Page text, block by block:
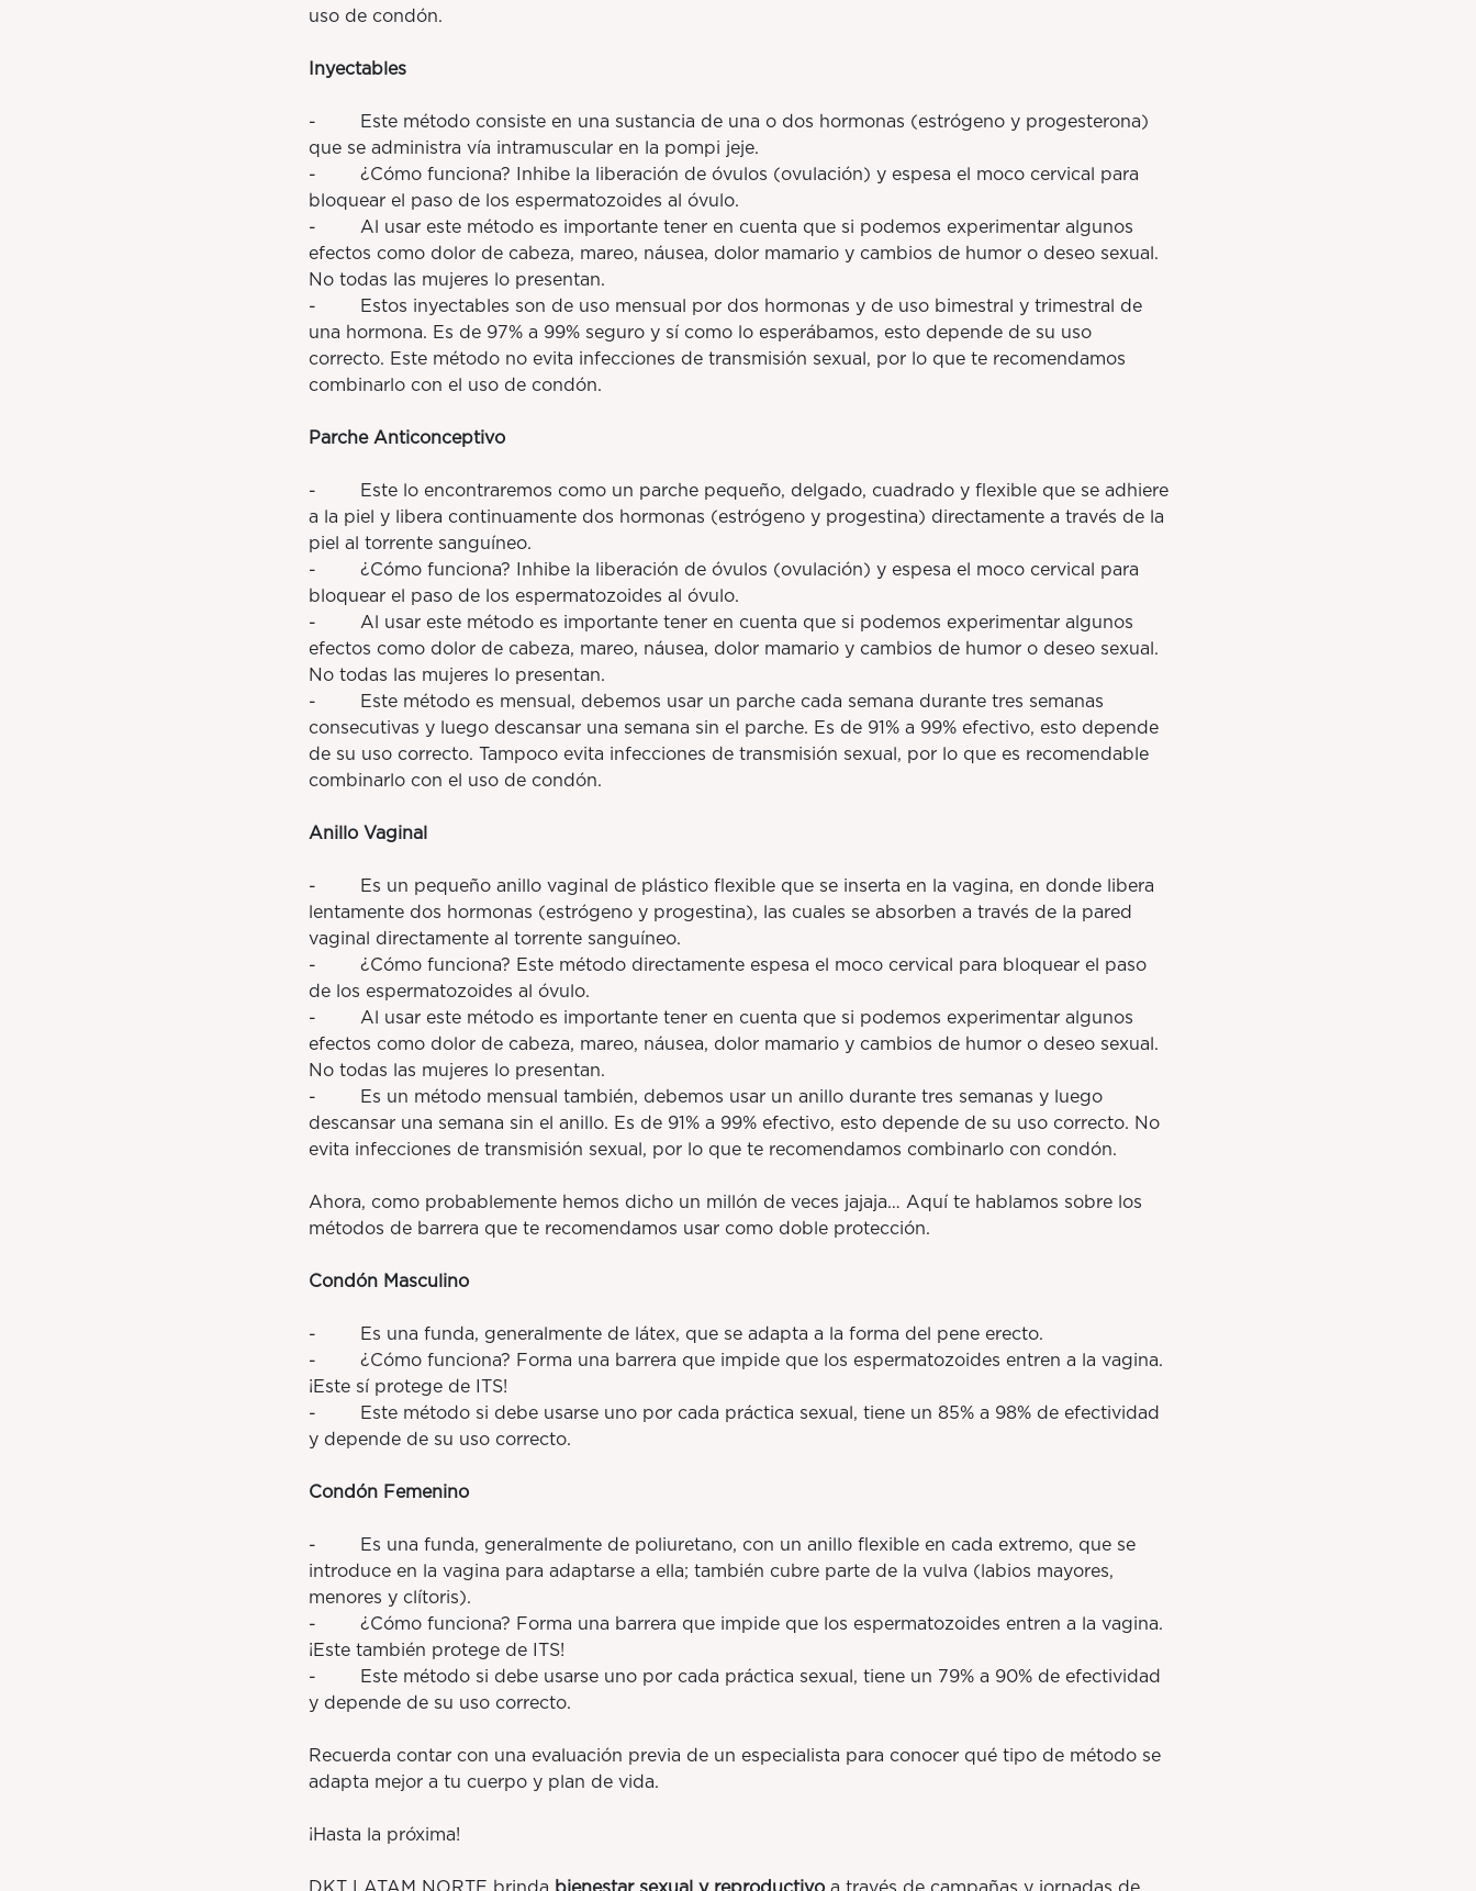
uso de condón.
Inyectables
- Este método consiste en una sustancia de una o dos hormonas (estrógeno y progesterona)
que se administra vía intramuscular en la pompi jeje.
- ¿Cómo funciona? Inhibe la liberación de óvulos (ovulación) y espesa el moco cervical para
bloquear el paso de los espermatozoides al óvulo.
- Al usar este método es importante tener en cuenta que si podemos experimentar algunos
efectos como dolor de cabeza, mareo, náusea, dolor mamario y cambios de humor o deseo sexual.
No todas las mujeres lo presentan.
- Estos inyectables son de uso mensual por dos hormonas y de uso bimestral y trimestral de
una hormona. Es de 97% a 99% seguro y sí como lo esperábamos, esto depende de su uso
correcto. Este método no evita infecciones de transmisión sexual, por lo que te recomendamos
combinarlo con el uso de condón.
Parche Anticonceptivo
- Este lo encontraremos como un parche pequeño, delgado, cuadrado y flexible que se adhiere
a la piel y libera continuamente dos hormonas (estrógeno y progestina) directamente a través de la
piel al torrente sanguíneo.
- ¿Cómo funciona? Inhibe la liberación de óvulos (ovulación) y espesa el moco cervical para
bloquear el paso de los espermatozoides al óvulo.
- Al usar este método es importante tener en cuenta que si podemos experimentar algunos
efectos como dolor de cabeza, mareo, náusea, dolor mamario y cambios de humor o deseo sexual.
No todas las mujeres lo presentan.
- Este método es mensual, debemos usar un parche cada semana durante tres semanas
consecutivas y luego descansar una semana sin el parche. Es de 91% a 99% efectivo, esto depende
de su uso correcto. Tampoco evita infecciones de transmisión sexual, por lo que es recomendable
combinarlo con el uso de condón.
Anillo Vaginal
- Es un pequeño anillo vaginal de plástico flexible que se inserta en la vagina, en donde libera
lentamente dos hormonas (estrógeno y progestina), las cuales se absorben a través de la pared
vaginal directamente al torrente sanguíneo.
- ¿Cómo funciona? Este método directamente espesa el moco cervical para bloquear el paso
de los espermatozoides al óvulo.
- Al usar este método es importante tener en cuenta que si podemos experimentar algunos
efectos como dolor de cabeza, mareo, náusea, dolor mamario y cambios de humor o deseo sexual.
No todas las mujeres lo presentan.
- Es un método mensual también, debemos usar un anillo durante tres semanas y luego
descansar una semana sin el anillo. Es de 91% a 99% efectivo, esto depende de su uso correcto. No
evita infecciones de transmisión sexual, por lo que te recomendamos combinarlo con condón.
Ahora, como probablemente hemos dicho un millón de veces jajaja… Aquí te hablamos sobre los
métodos de barrera que te recomendamos usar como doble protección.
Condón Masculino
- Es una funda, generalmente de látex, que se adapta a la forma del pene erecto.
- ¿Cómo funciona? Forma una barrera que impide que los espermatozoides entren a la vagina.
¡Este sí protege de ITS!
- Este método si debe usarse uno por cada práctica sexual, tiene un 85% a 98% de efectividad
y depende de su uso correcto.
Condón Femenino
- Es una funda, generalmente de poliuretano, con un anillo flexible en cada extremo, que se
introduce en la vagina para adaptarse a ella; también cubre parte de la vulva (labios mayores,
menores y clítoris).
- ¿Cómo funciona? Forma una barrera que impide que los espermatozoides entren a la vagina.
¡Este también protege de ITS!
- Este método si debe usarse uno por cada práctica sexual, tiene un 79% a 90% de efectividad
y depende de su uso correcto.
Recuerda contar con una evaluación previa de un especialista para conocer qué tipo de método se
adapta mejor a tu cuerpo y plan de vida.
¡Hasta la próxima!